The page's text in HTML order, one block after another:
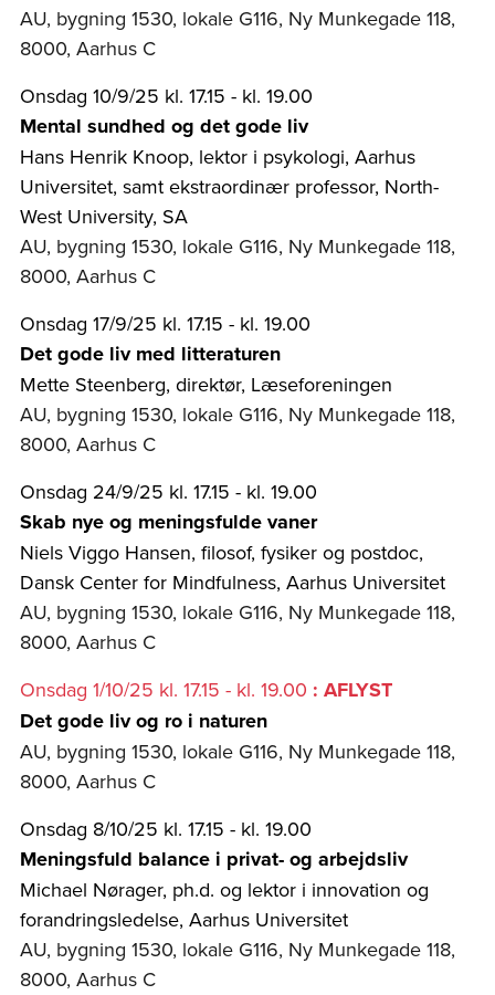
AU, bygning 1530, lokale G116, Ny Munkegade 118,
8000, Aarhus C
Onsdag 10/9/25 kl. 17.15 - kl. 19.00
Mental sundhed og det gode liv
Hans Henrik Knoop, lektor i psykologi, Aarhus
Universitet, samt ekstraordinær professor, North-
West University, SA
AU, bygning 1530, lokale G116, Ny Munkegade 118,
8000, Aarhus C
Onsdag 17/9/25 kl. 17.15 - kl. 19.00
Det gode liv med litteraturen
Mette Steenberg, direktør, Læseforeningen
AU, bygning 1530, lokale G116, Ny Munkegade 118,
8000, Aarhus C
Onsdag 24/9/25 kl. 17.15 - kl. 19.00
Skab nye og meningsfulde vaner
Niels Viggo Hansen, filosof, fysiker og postdoc,
Dansk Center for Mindfulness, Aarhus Universitet
AU, bygning 1530, lokale G116, Ny Munkegade 118,
8000, Aarhus C
Onsdag 1/10/25 kl. 17.15 - kl. 19.00 : AFLYST
Det gode liv og ro i naturen
AU, bygning 1530, lokale G116, Ny Munkegade 118,
8000, Aarhus C
Onsdag 8/10/25 kl. 17.15 - kl. 19.00
Meningsfuld balance i privat- og arbejdsliv
Michael Nørager, ph.d. og lektor i innovation og
forandringsledelse, Aarhus Universitet
AU, bygning 1530, lokale G116, Ny Munkegade 118,
8000, Aarhus C